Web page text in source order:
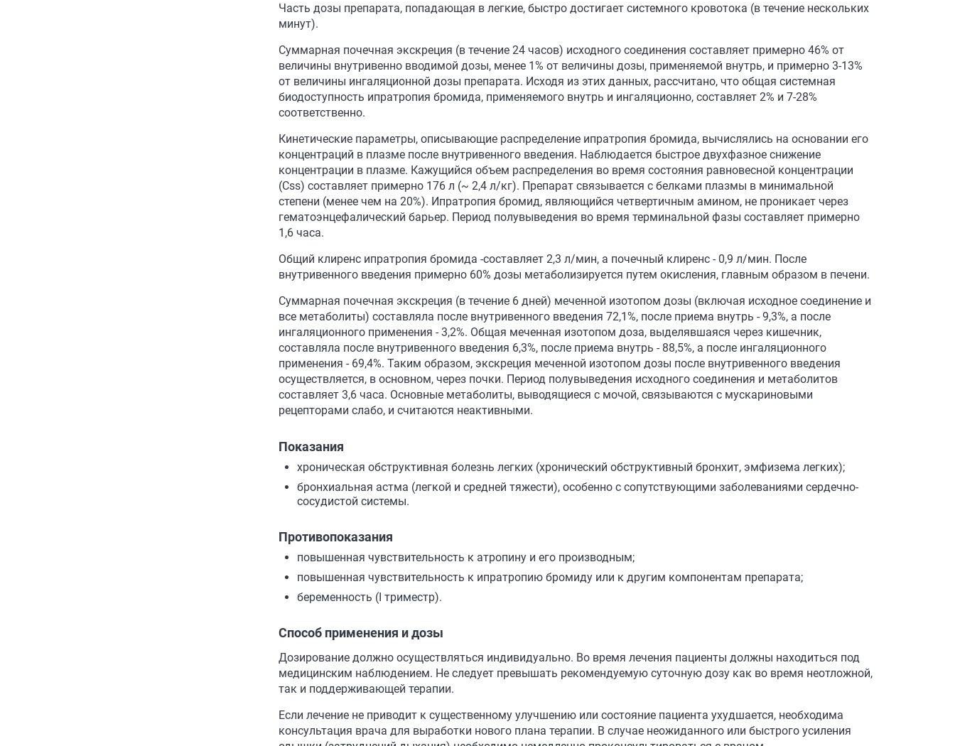
Часть дозы препарата, попадающая в легкие, быстро достигает системного кровотока (в течение нескольких
минут).
Суммарная почечная экскреция (в течение 24 часов) исходного соединения составляет примерно 46% от
величины внутривенно вводимой дозы, менее 1% от величины дозы, применяемой внутрь, и примерно 3-13%
от величины ингаляционной дозы препарата. Исходя из этих данных, рассчитано, что общая системная
биодоступность ипратропия бромида, применяемого внутрь и ингаляционно, составляет 2% и 7-28%
соответственно.
Кинетические параметры, описывающие распределение ипратропия бромида, вычислялись на основании его
концентраций в плазме после внутривенного введения. Наблюдается быстрое двухфазное снижение
концентрации в плазме. Кажущийся объем распределения во время состояния равновесной концентрации
(Сss) составляет примерно 176 л (~ 2,4 л/кг). Препарат связывается с белками плазмы в минимальной
степени (менее чем на 20%). Ипратропия бромид, являющийся четвертичным амином, не проникает через
гематоэнцефалический барьер. Период полувыведения во время терминальной фазы составляет примерно
1,6 часа.
Общий клиренс ипратропия бромида -составляет 2,3 л/мин, а почечный клиренс - 0,9 л/мин. После
внутривенного введения примерно 60% дозы метаболизируется путем окисления, главным образом в печени.
Суммарная почечная экскреция (в течение 6 дней) меченной изотопом дозы (включая исходное соединение и
все метаболиты) составляла после внутривенного введения 72,1%, после приема внутрь - 9,3%, а после
ингаляционного применения - 3,2%. Общая меченная изотопом доза, выделявшаяся через кишечник,
составляла после внутривенного введения 6,3%, после приема внутрь - 88,5%, а после ингаляционного
применения - 69,4%. Таким образом, экскреция меченной изотопом дозы после внутривенного введения
осуществляется, в основном, через почки. Период полувыведения исходного соединения и метаболитов
составляет 3,6 часа. Основные метаболиты, выводящиеся с мочой, связываются с мускариновыми
рецепторами слабо, и считаются неактивными.
Показания
хроническая обструктивная болезнь легких (хронический обструктивный бронхит, эмфизема легких);
бронхиальная астма (легкой и средней тяжести), особенно с сопутствующими заболеваниями сердечно-
сосудистой системы.
Противопоказания
повышенная чувствительность к атропину и его производным;
повышенная чувствительность к ипратропию бромиду или к другим компонентам препарата;
беременность (I триместр).
Способ применения и дозы
Дозирование должно осуществляться индивидуально. Во время лечения пациенты должны находиться под
медицинским наблюдением. Не следует превышать рекомендуемую суточную дозу как во время неотложной,
так и поддерживающей терапии.
Если лечение не приводит к существенному улучшению или состояние пациента ухудшается, необходима
консультация врача для выработки нового плана терапии. В случае неожиданного или быстрого усиления